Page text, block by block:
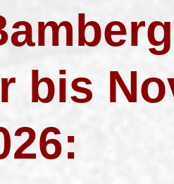
bis